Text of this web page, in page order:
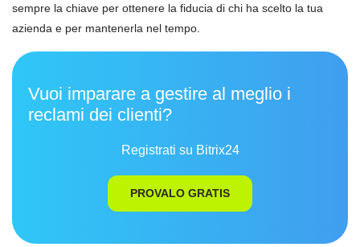
sempre la chiave per ottenere la fiducia di chi ha scelto la tua
azienda e per mantenerla nel tempo.
Vuoi imparare a gestire al meglio i
reclami dei clienti?
Registrati su Bitrix24
PROVALO GRATIS